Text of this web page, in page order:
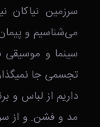
سرزمین نیاکان
می‌شناسیم و
سینما و موسیقی
تجسمی جا
داریم از لباس و
مد و فشن. و از